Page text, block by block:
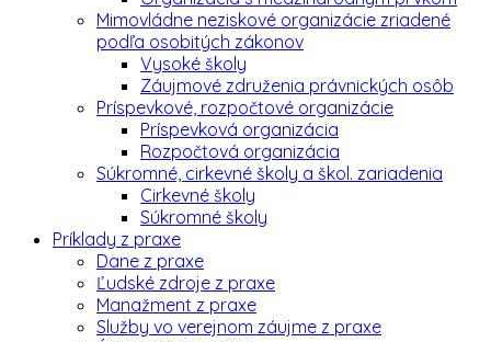
Mimovládne neziskové organizácie zriadené
podľa osobitých zákonov
Vysoké školy
Záujmové združenia právnických osôb
Príspevkové, rozpočtové organizácie
Príspevková organizácia
Rozpočtová organizácia
Súkromné, cirkevné školy a škol. zariadenia
Cirkevné školy
Súkromné školy
Príklady z praxe
Dane z praxe
Ľudské zdroje z praxe
Manažment z praxe
Služby vo verejnom záujme z praxe